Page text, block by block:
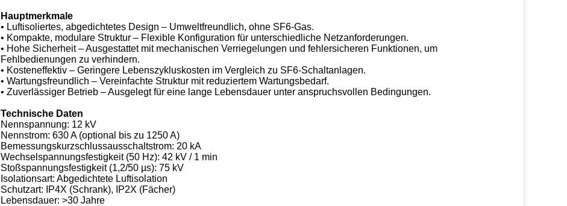
Hauptmerkmale
• Luftisoliertes, abgedichtetes Design – Umweltfreundlich, ohne SF6-Gas.
• Kompakte, modulare Struktur – Flexible Konfiguration für unterschiedliche Netzanforderungen.
• Hohe Sicherheit – Ausgestattet mit mechanischen Verriegelungen und fehlersicheren Funktionen, um
Fehlbedienungen zu verhindern.
• Kosteneffektiv – Geringere Lebenszykluskosten im Vergleich zu SF6-Schaltanlagen.
• Wartungsfreundlich – Vereinfachte Struktur mit reduziertem Wartungsbedarf.
• Zuverlässiger Betrieb – Ausgelegt für eine lange Lebensdauer unter anspruchsvollen Bedingungen.
Technische Daten
Nennspannung: 12 kV
Nennstrom: 630 A (optional bis zu 1250 A)
Bemessungskurzschlussausschaltstrom: 20 kA
Wechselspannungsfestigkeit (50 Hz): 42 kV / 1 min
Stoßspannungsfestigkeit (1,2/50 µs): 75 kV
Isolationsart: Abgedichtete Luftisolation
Schutzart: IP4X (Schrank), IP2X (Fächer)
Lebensdauer: >30 Jahre